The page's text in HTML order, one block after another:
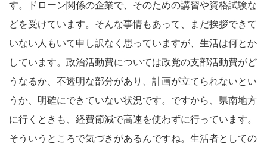
す。ドローン関係の企業で、そのための講習や資格試験な
どを受けています。そんな事情もあって、まだ挨拶できて
いない人もいて申し訳なく思っていますが、生活は何とか
しています。政治活動費については政党の支部活動費がど
うなるか、不透明な部分があり、計画が立てられないとい
うか、明確にできていない状況です。ですから、県南地方
に行くときも、経費節減で高速を使わずに行っています。
そういうところで気づきがあるんですね。生活者としての